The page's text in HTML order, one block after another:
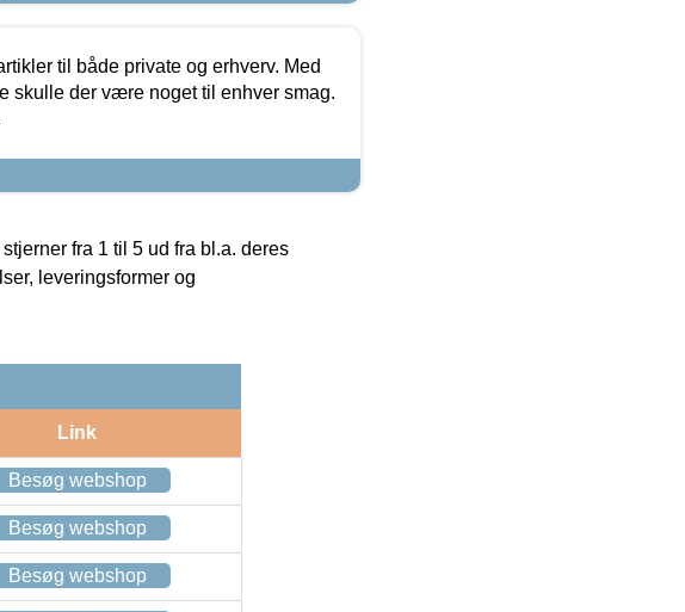
til både private og erhverv. Med
skulle der være noget til enhver smag.
fra 1 til 5 ud fra bl.a. deres
leveringsformer og
Link
Besøg webshop
Besøg webshop
Besøg webshop